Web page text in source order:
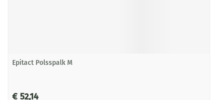
Epitact Polsspalk M
€ 52,14